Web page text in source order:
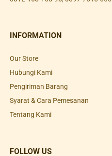
INFORMATION
Our Store
Hubungi Kami
Pengiriman Barang
Syarat & Cara Pemesanan
Tentang Kami
FOLLOW US